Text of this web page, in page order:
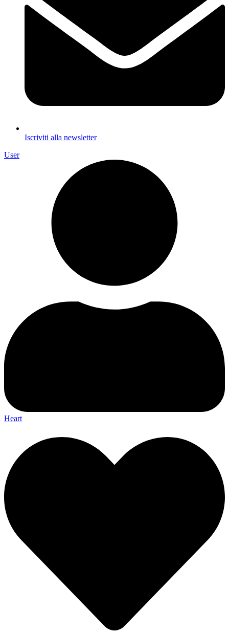
Iscriviti alla newsletter
User
Heart